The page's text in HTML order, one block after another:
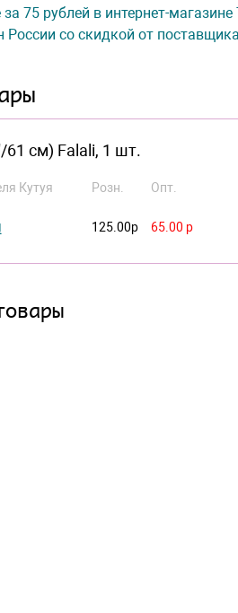
75 рублей в интернет-магазине
со скидкой от
см) Falali, 1 шт.
Кутуя Розн. Опт.
125.00р 65.00 р